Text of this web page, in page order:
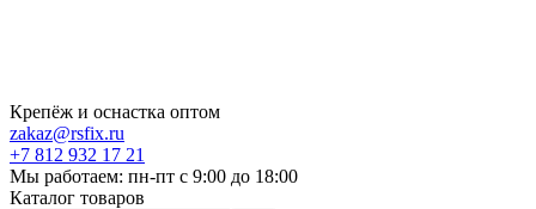
Крепёж и оснастка оптом
zakaz@rsfix.ru
+7 812 932 17 21
Мы работаем: пн-пт c 9:00 до 18:00
Каталог товаров